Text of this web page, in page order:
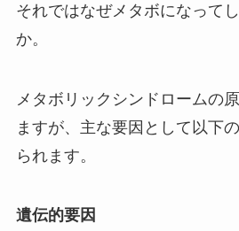
それではなぜメタボになって
か。
メタボリックシンドロームの
ますが、主な要因として以下
られます。
遺伝的要因